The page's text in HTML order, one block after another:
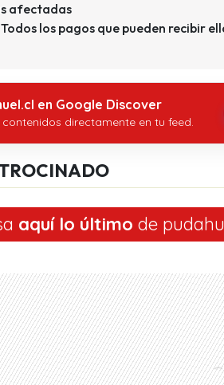
afectadas
los pagos que pueden recibir
en Google Discover
contenidos directamente en tu feed.
aquí lo último de